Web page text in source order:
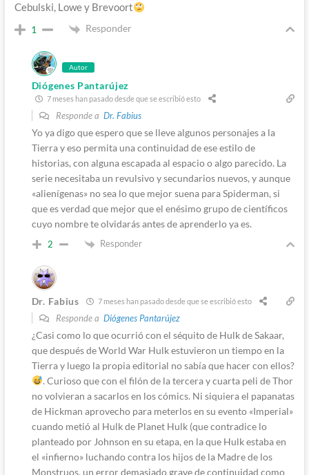
Cebulski, Lowe y Brevoort
1 Responder
Autor
Diógenes Pantarújez
7 meses han pasado desde que se escribió esto
Responde a Dr. Fabius
Yo ya digo que espero que se lleve algunos personajes a la
Tierra y eso permita una continuidad de ese estilo de
historias, con alguna escapada al espacio o algo parecido. La
serie necesitaba un revulsivo y secundarios nuevos, y aunque
«alienígenas» no sea lo que mejor suena para Spiderman, si
que es verdad que mejor que el enésimo grupo de científicos
cuyo nombre te olvidarás antes de aprenderlo ya es.
2 Responder
Dr. Fabius 7 meses han pasado desde que se escribió esto
Responde a Diógenes Pantarújez
¿Casi como lo que ocurrió con el séquito de Hulk de Sakaar,
que después de World War Hulk estuvieron un tiempo en la
Tierra y luego la propia editorial no sabía que hacer con ellos?
. Curioso que con el filón de la tercera y cuarta peli de Thor
no volvieran a sacarlos en los cómics. Ni siquiera el papanatas
de Hickman aprovecho para meterlos en su evento «Imperial»
cuando metió al Hulk de Planet Hulk (que contradice lo
planteado por Johnson en su etapa, en la que Hulk estaba en
el «infierno» luchando contra los hijos de la Madre de los
Monstruos, un error demasiado grave de continuidad como